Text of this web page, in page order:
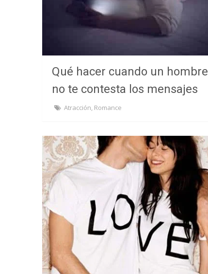
Qué hacer cuando un hombre
no te contesta los mensajes
Atracción, Romance